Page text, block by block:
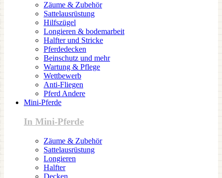
Zäume & Zubehör
Sattelausrüstung
Hilfszügel
Longieren & bodemarbeit
Halfter und Stricke
Pferdedecken
Beinschutz und mehr
Wartung & Pflege
Wettbewerb
Anti-Fliegen
Pferd Andere
Mini-Pferde
In Mini-Pferde
Zäume & Zubehör
Sattelausrüstung
Longieren
Halfter
Decken